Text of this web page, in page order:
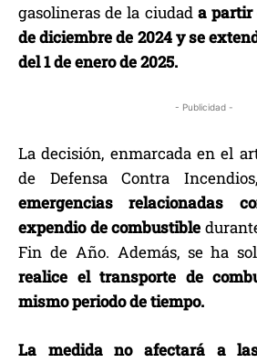
gasolineras de la ciudad a partir
de diciembre de 2024 y se
del 1 de enero de 2025.
- Publicidad -
La decisión, enmarcada en el
de Defensa Contra
emergencias relacionadas
expendio de combustible
Fin de Año. Además, se ha
realice el transporte de
mismo periodo de tiempo.
La medida no afectará a